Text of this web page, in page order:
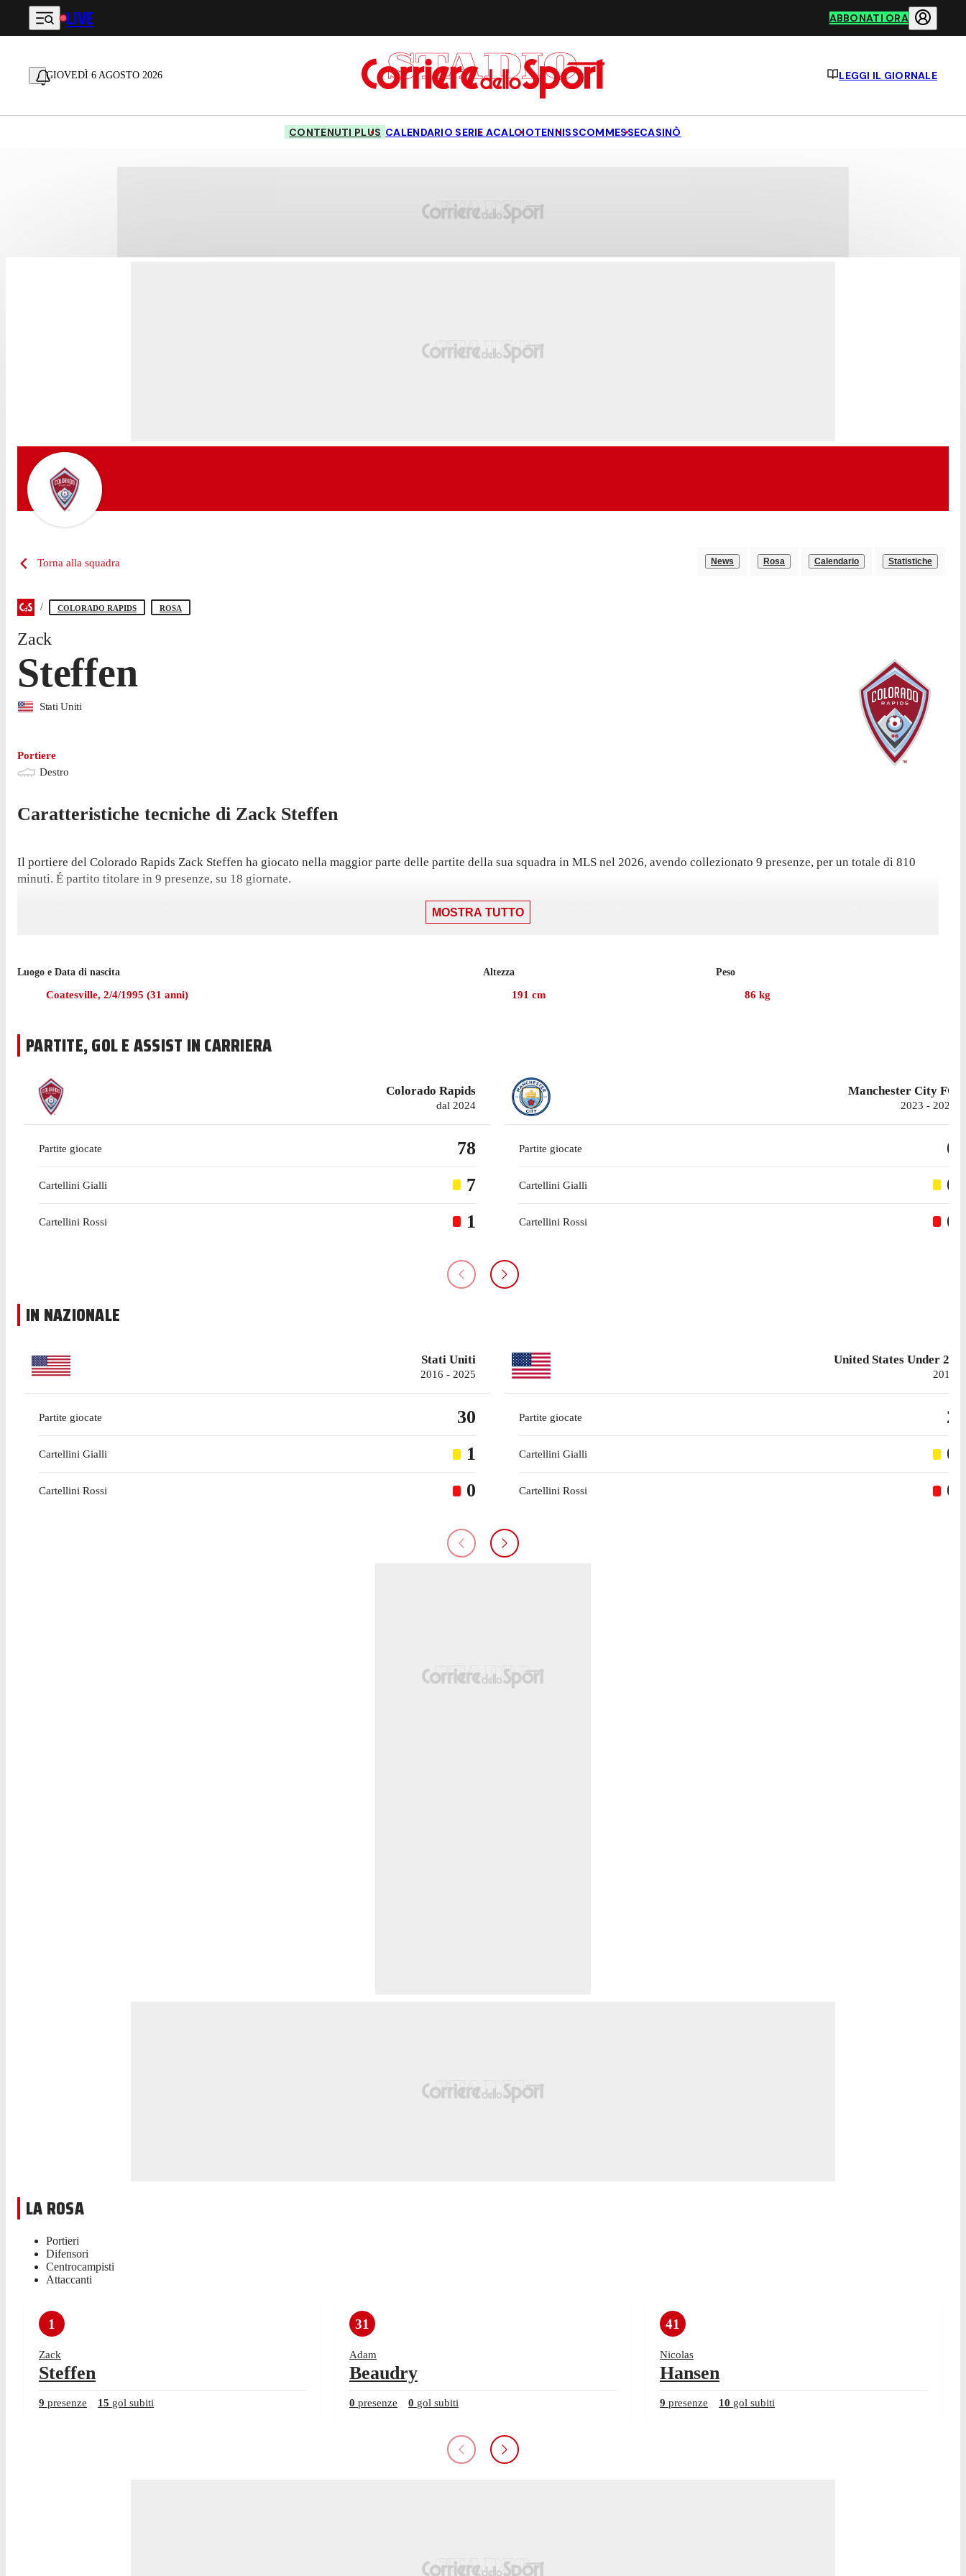
Vai al contenuto principale
LIVE ABBONATI ORA
GIOVEDÌ 6 AGOSTO 2026 LEGGI IL GIORNALE
CONTENUTI PLUS CALENDARIO SERIE ACALCIOTENNISSCOMMESSECASINÒ
Torna alla squadra News Rosa Calendario Statistiche
COLORADO RAPIDS ROSA
Zack
Steffen
Stati Uniti
Portiere
Destro
Caratteristiche tecniche di Zack Steffen
Il portiere del Colorado Rapids Zack Steffen ha giocato nella maggior parte delle partite della sua squadra in MLS nel 2026, avendo collezionato 9 presenze, per un totale di 810
minuti. É partito titolare in 9 presenze, su 18 giornate.
La sua ultima apparizione nella competizione è stata il 2 maggio, gara in cui ha giocato 90 minuti con la maglia del Colorado Rapids contro gli Houston Dynamo, nella sconfitta per
Nella passata stagione di MLS Steffen ha giocato 23 partite con i Colorado Rapids, gare in cui ha mantenuto 4 volte la porta inviolata.
MOSTRA TUTTO
Luogo e Data di nascita
Coatesville, 2/4/1995 (31 anni)
Altezza
191 cm
Peso
86 kg
PARTITE, GOL E ASSIST IN CARRIERA
Colorado Rapids
dal 2024
Partite giocate 78
Cartellini Gialli 7
Cartellini Rossi 1
Manchester City FC
2023 - 2024
Partite giocate 0
Cartellini Gialli 0
Cartellini Rossi 0
IN NAZIONALE
Stati Uniti
2016 - 2025
Partite giocate 30
Cartellini Gialli 1
Cartellini Rossi 0
United States Under 23
2015
Partite giocate 2
Cartellini Gialli 0
Cartellini Rossi 0
LA ROSA
Portieri
Difensori
Centrocampisti
Attaccanti
1
Zack
Steffen
9 presenze 15 gol subiti
31
Adam
Beaudry
0 presenze 0 gol subiti
41
Nicolas
Hansen
9 presenze 10 gol subiti